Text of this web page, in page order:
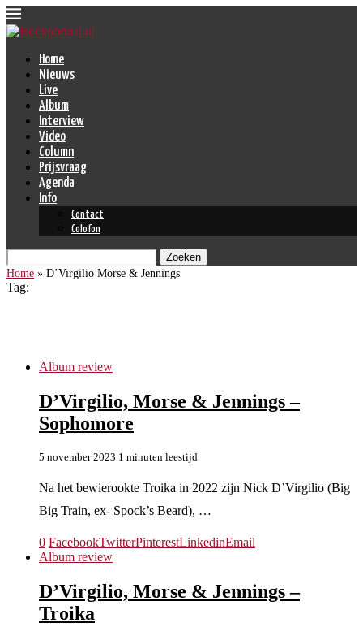
Home
Nieuws
Live
Album
Interview
Video
Column
Prijsvraag
Agenda
Info
Contact
Colofon
Zoeken
Home » D’Virgilio Morse & Jennings
Tag:
Album review
D’Virgilio, Morse & Jennings –
Sophomore
5 november 2023 1 minuten leestijd
Na het bewierookte Troika in 2022 zijn Nick D’Virgilio (Big
Big Train, ex- Spock’s Beard), …
0 FacebookTwitterPinterestLinkedinEmail
Album review
D’Virgilio, Morse & Jennings –
Troika